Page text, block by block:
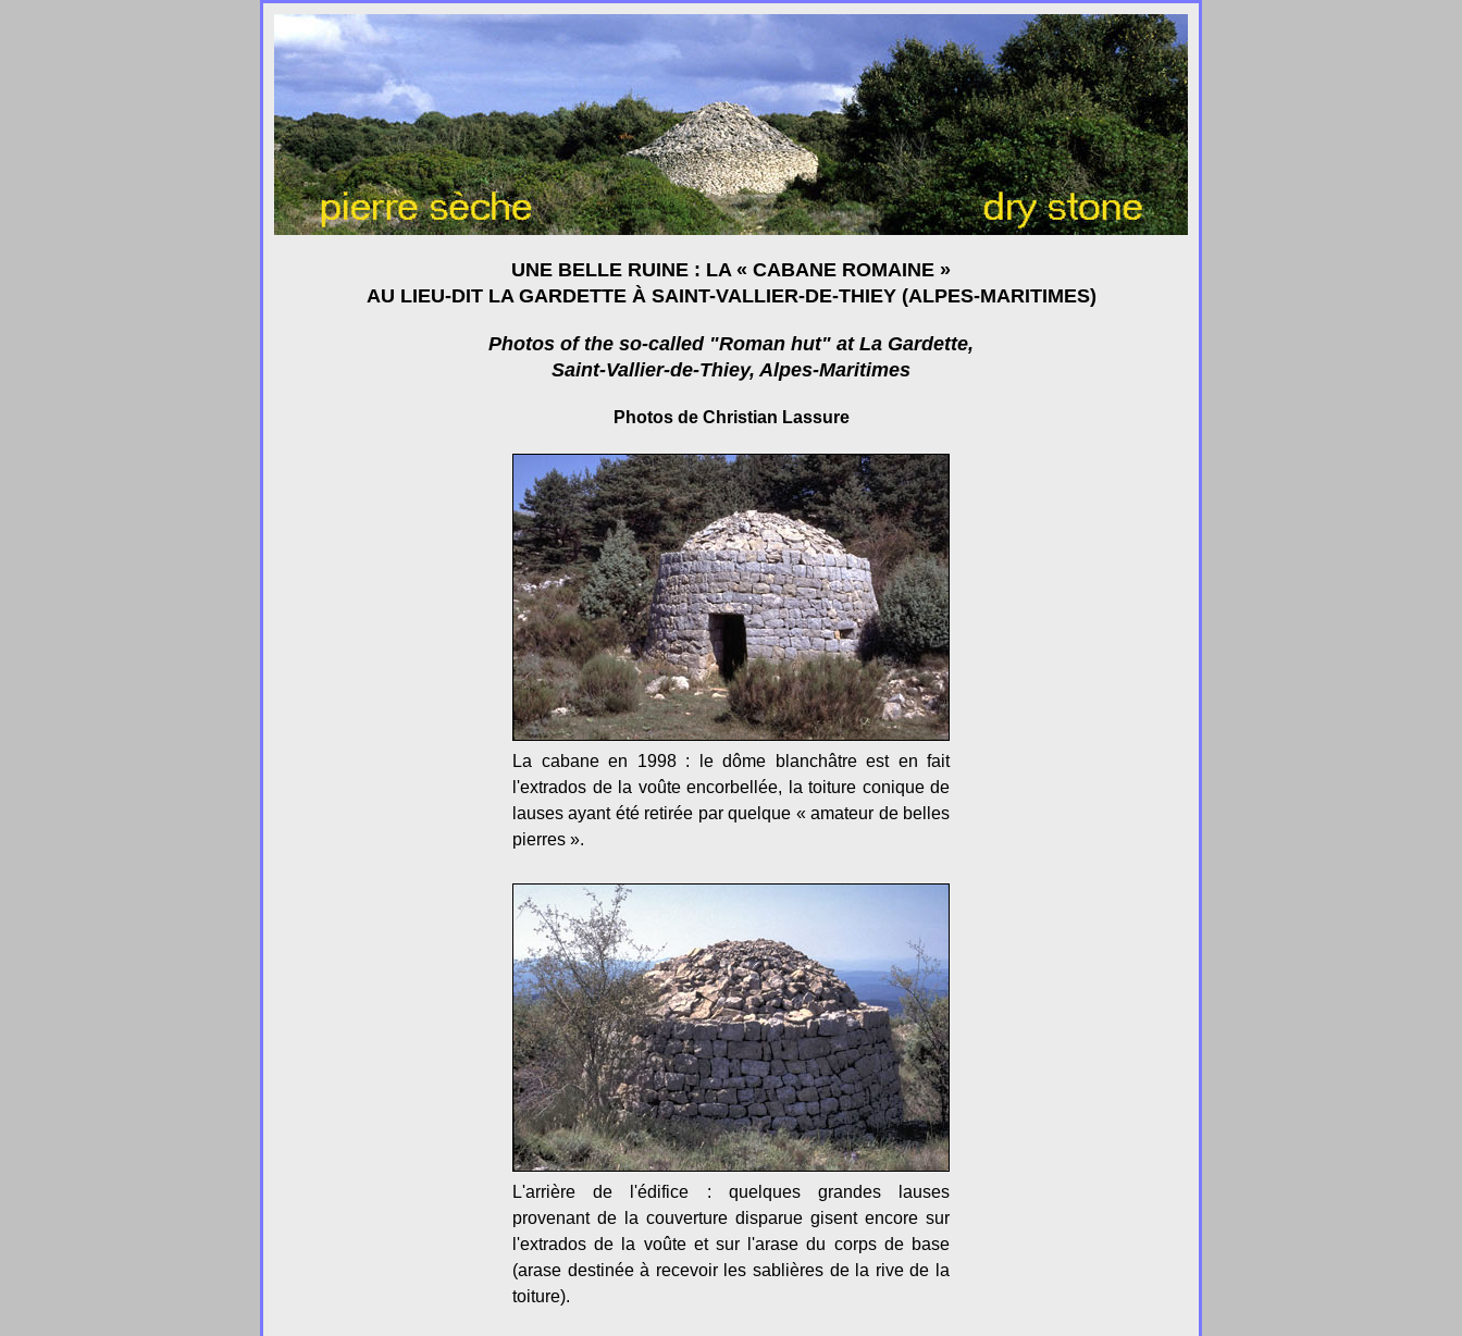
UNE BELLE RUINE : LA « CABANE ROMAINE »
AU LIEU-DIT LA GARDETTE À SAINT-VALLIER-DE-THIEY (ALPES-MARITIMES)
Photos of the so-called "Roman hut" at La Gardette,
Saint-Vallier-de-Thiey, Alpes-Maritimes
Photos de Christian Lassure
La cabane en 1998 : le dôme blanchâtre est en fait
l'extrados de la voûte encorbellée, la toiture conique de
lauses ayant été retirée par quelque « amateur de belles
pierres ».
L'arrière de l'édifice : quelques grandes lauses
provenant de la couverture disparue gisent encore sur
l'extrados de la voûte et sur l'arase du corps de base
(arase destinée à recevoir les sablières de la rive de la
toiture).